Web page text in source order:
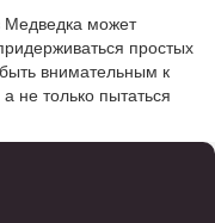
Медведка может
простых
внимательным к
не только пытаться